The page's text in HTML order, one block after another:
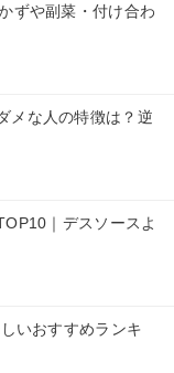
ずや副菜・付け合わ
メな人の特徴は？逆
｜デスソースよ
いおすすめランキ